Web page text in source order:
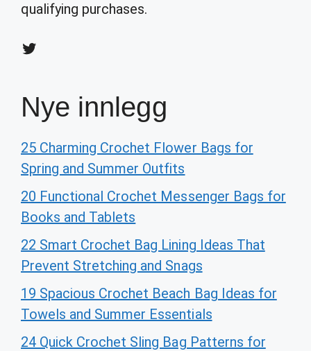
qualifying purchases.
Twitter
Nye innlegg
25 Charming Crochet Flower Bags for
Spring and Summer Outfits
20 Functional Crochet Messenger Bags for
Books and Tablets
22 Smart Crochet Bag Lining Ideas That
Prevent Stretching and Snags
19 Spacious Crochet Beach Bag Ideas for
Towels and Summer Essentials
24 Quick Crochet Sling Bag Patterns for